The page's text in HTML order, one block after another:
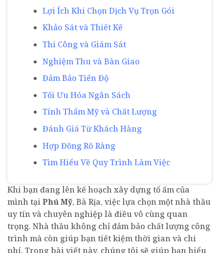
Lợi Ích Khi Chọn Dịch Vụ Trọn Gói
Khảo Sát và Thiết Kế
Thi Công và Giám Sát
Nghiệm Thu và Bàn Giao
Đảm Bảo Tiến Độ
Tối Ưu Hóa Ngân Sách
Tính Thẩm Mỹ và Chất Lượng
Đánh Giá Từ Khách Hàng
Hợp Đồng Rõ Ràng
Tìm Hiểu Về Quy Trình Làm Việc
Khi bạn đang lên kế hoạch xây dựng tổ ấm của
mình tạiPhú Mỹ, Bà Rịa, việc lựa chọn một nhà thầu
uy tín và chuyên nghiệp là điều vô cùng quan
trọng. Nhà thầu không chỉ đảm bảo chất lượng công
trình mà còn giúp bạn tiết kiệm thời gian và chi
phí. Trong bài viết này, chúng tôi sẽ giúp bạn hiểu